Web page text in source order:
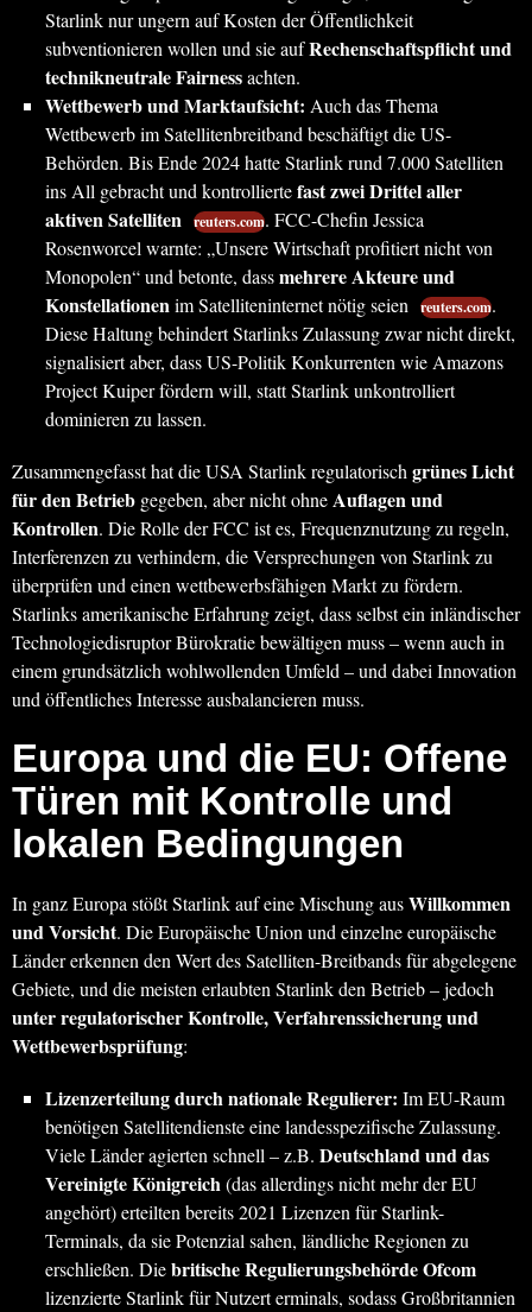
Starlink nur ungern auf Kosten der Öffentlichkeit
subventionieren wollen und sie aufRechenschaftspflicht und
technikneutrale Fairnessachten.
Wettbewerb und Marktaufsicht: Auch das Thema
Wettbewerb im Satellitenbreitband beschäftigt die US-
Behörden. Bis Ende 2024 hatte Starlink rund 7.000 Satelliten
ins All gebracht und kontrolliertefast zwei Drittel aller
aktiven Satelliten reuters.com. FCC-Chefin Jessica
Rosenworcel warnte: „Unsere Wirtschaft profitiert nicht von
Monopolen“ und betonte, dassmehrere Akteure und
Konstellationenim Satelliteninternet nötig seien reuters.com.
Diese Haltung behindert Starlinks Zulassung zwar nicht direkt,
signalisiert aber, dass US-Politik Konkurrenten wie Amazons
Project Kuiper fördern will, statt Starlink unkontrolliert
dominieren zu lassen.
Zusammengefasst hat die USA Starlink regulatorischgrünes Licht
für den Betrieb gegeben, aber nicht ohneAuflagen und
Kontrollen. Die Rolle der FCC ist es, Frequenznutzung zu regeln,
Interferenzen zu verhindern, die Versprechungen von Starlink zu
überprüfen und einen wettbewerbsfähigen Markt zu fördern.
Starlinks amerikanische Erfahrung zeigt, dass selbst ein inländischer
Technologiedisruptor Bürokratie bewältigen muss – wenn auch in
einem grundsätzlich wohlwollenden Umfeld – und dabei Innovation
und öffentliches Interesse ausbalancieren muss.
Europa und die EU: Offene
Türen mit Kontrolle und
lokalen Bedingungen
In ganz Europa stößt Starlink auf eine Mischung ausWillkommen
und Vorsicht. Die Europäische Union und einzelne europäische
Länder erkennen den Wert des Satelliten-Breitbands für abgelegene
Gebiete, und die meisten erlaubten Starlink den Betrieb – jedoch
unter regulatorischer Kontrolle, Verfahrenssicherung und
Wettbewerbsprüfung:
Lizenzerteilung durch nationale Regulierer: Im EU-Raum
benötigen Satellitendienste eine landesspezifische Zulassung.
Viele Länder agierten schnell – z.B. Deutschland und das
Vereinigte Königreich(das allerdings nicht mehr der EU
angehört) erteilten bereits 2021 Lizenzen für Starlink-
Terminals, da sie Potenzial sahen, ländliche Regionen zu
erschließen. Diebritische Regulierungsbehörde Ofcom
lizenzierte Starlink für Nutzert erminals, sodass Großbritannien